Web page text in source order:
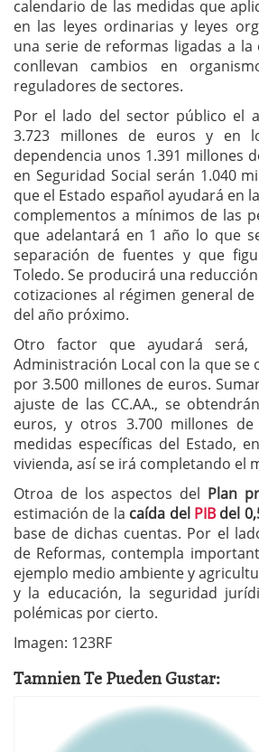
calendario de las medidas que
en las leyes ordinarias y leyes
una serie de reformas ligadas a
conllevan cambios en
reguladores de sectores.
Por el lado del sector público el
3.723 millones de euros y en
dependencia unos 1.391 millones
en Seguridad Social serán 1.040
que el Estado español ayudará en
complementos a mínimos de las
que adelantará en 1 año lo que
separación de fuentes y que
Toledo. Se producirá una
cotizaciones al régimen general
del año próximo.
Otro factor que ayudará
Administración Local con la que
por 3.500 millones de euros.
ajuste de las CC.AA., se
euros, y otros 3.700 millones
medidas específicas del Estado,
vivienda, así se irá completando el
Otroa de los aspectos del Plan
estimación de la caída del PIBdel
base de dichas cuentas. Por el
de Reformas, contempla
ejemplo medio ambiente y
y la educación, la seguridad
polémicas por cierto.
Imagen: 123RF
Tamnien Te Pueden Gustar: